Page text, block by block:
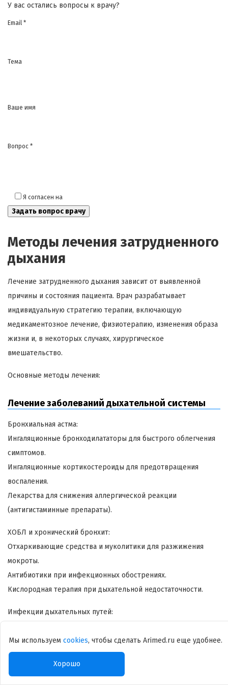
У вас остались вопросы к врачу?
Email *
Тема
Ваше имя
Вопрос *
Я согласен на
Методы лечения затрудненного
дыхания
Лечение затрудненного дыхания зависит от выявленной
причины и состояния пациента. Врач разрабатывает
индивидуальную стратегию терапии, включающую
медикаментозное лечение, физиотерапию, изменения образа
жизни и, в некоторых случаях, хирургическое
вмешательство.
Основные методы лечения:
Лечение заболеваний дыхательной системы
Бронхиальная астма:
Ингаляционные бронходилататоры для быстрого облегчения
симптомов.
Ингаляционные кортикостероиды для предотвращения
воспаления.
Лекарства для снижения аллергической реакции
(антигистаминные препараты).
ХОБЛ и хронический бронхит:
Отхаркивающие средства и муколитики для разжижения
мокроты.
Антибиотики при инфекционных обострениях.
Кислородная терапия при дыхательной недостаточности.
Инфекции дыхательных путей:
бактериальных и вирусных инфекциях.
Симптоматическое лечение: жаропонижающие,
противокашлевые препараты.
Мы используем cookies, чтобы сделать Arimed.ru еще удобнее.
Хорошо